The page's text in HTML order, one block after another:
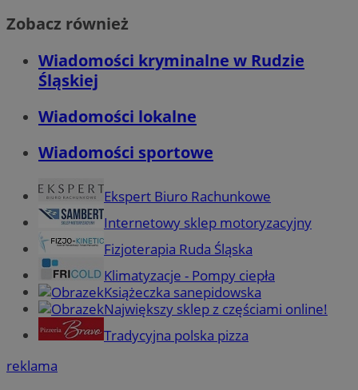
Zobacz również
Wiadomości kryminalne w Rudzie
Śląskiej
Wiadomości lokalne
Wiadomości sportowe
Ekspert Biuro Rachunkowe
Internetowy sklep motoryzacyjny
Fizjoterapia Ruda Śląska
Klimatyzacje - Pompy ciepła
Książeczka sanepidowska
Największy sklep z częściami online!
Tradycyjna polska pizza
reklama